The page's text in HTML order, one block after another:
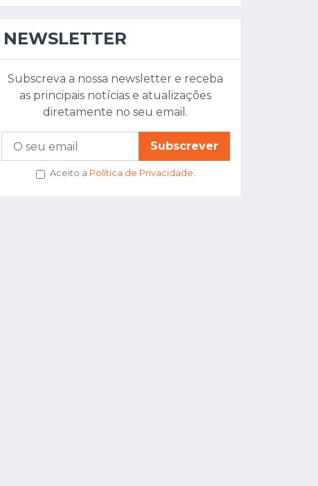
NEWSLETTER
Subscreva a nossa newsletter e receba
as principais notícias e atualizações
diretamente no seu email.
Subscrever
Aceito a Política de Privacidade.